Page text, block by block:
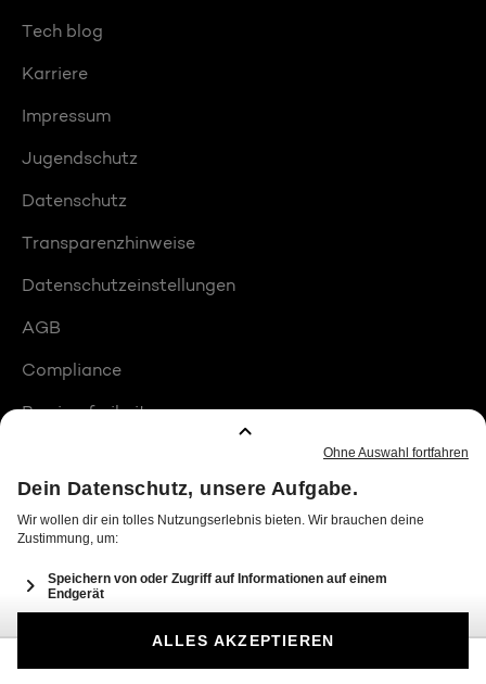
Tech blog
Karriere
Impressum
Jugendschutz
Datenschutz
Transparenzhinweise
Datenschutzeinstellungen
AGB
Compliance
Barrierefreiheit